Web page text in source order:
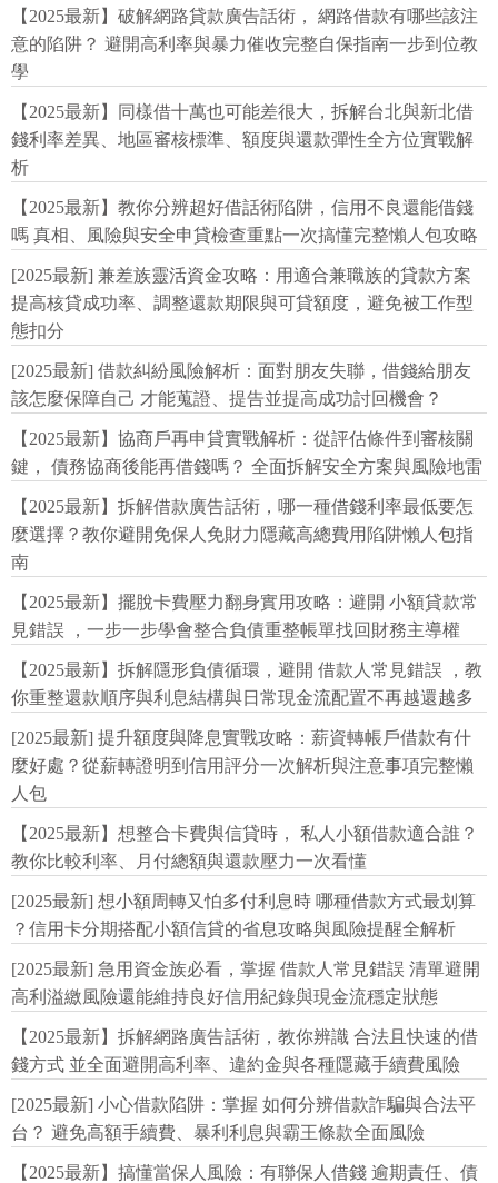
【2025最新】破解網路貸款廣告話術， 網路借款有哪些該注
意的陷阱？ 避開高利率與暴力催收完整自保指南一步到位教
學
【2025最新】同樣借十萬也可能差很大，拆解台北與新北借
錢利率差異、地區審核標準、額度與還款彈性全方位實戰解
析
【2025最新】教你分辨超好借話術陷阱，信用不良還能借錢
嗎 真相、風險與安全申貸檢查重點一次搞懂完整懶人包攻略
[2025最新] 兼差族靈活資金攻略：用適合兼職族的貸款方案
提高核貸成功率、調整還款期限與可貸額度，避免被工作型
態扣分
[2025最新] 借款糾紛風險解析：面對朋友失聯，借錢給朋友
該怎麼保障自己 才能蒐證、提告並提高成功討回機會？
【2025最新】協商戶再申貸實戰解析：從評估條件到審核關
鍵， 債務協商後能再借錢嗎？ 全面拆解安全方案與風險地雷
【2025最新】拆解借款廣告話術，哪一種借錢利率最低要怎
麼選擇？教你避開免保人免財力隱藏高總費用陷阱懶人包指
南
【2025最新】擺脫卡費壓力翻身實用攻略：避開 小額貸款常
見錯誤 ，一步一步學會整合負債重整帳單找回財務主導權
【2025最新】拆解隱形負債循環，避開 借款人常見錯誤 ，教
你重整還款順序與利息結構與日常現金流配置不再越還越多
[2025最新] 提升額度與降息實戰攻略：薪資轉帳戶借款有什
麼好處？從薪轉證明到信用評分一次解析與注意事項完整懶
人包
【2025最新】想整合卡費與信貸時， 私人小額借款適合誰？
教你比較利率、月付總額與還款壓力一次看懂
[2025最新] 想小額周轉又怕多付利息時 哪種借款方式最划算
？信用卡分期搭配小額信貸的省息攻略與風險提醒全解析
[2025最新] 急用資金族必看，掌握 借款人常見錯誤 清單避開
高利溢繳風險還能維持良好信用紀錄與現金流穩定狀態
【2025最新】拆解網路廣告話術，教你辨識 合法且快速的借
錢方式 並全面避開高利率、違約金與各種隱藏手續費風險
[2025最新] 小心借款陷阱：掌握 如何分辨借款詐騙與合法平
台？ 避免高額手續費、暴利利息與霸王條款全面風險
【2025最新】搞懂當保人風險：有聯保人借錢 逾期責任、債